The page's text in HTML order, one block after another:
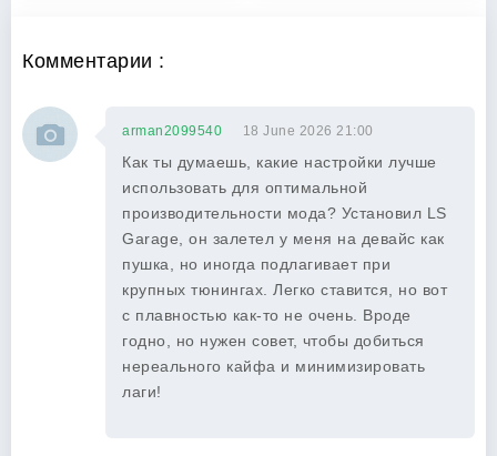
Комментарии :
arman2099540 18 June 2026 21:00
Как ты думаешь, какие настройки лучше
использовать для оптимальной
производительности мода? Установил LS
Garage, он залетел у меня на девайс как
пушка, но иногда подлагивает при
крупных тюнингах. Легко ставится, но вот
с плавностью как-то не очень. Вроде
годно, но нужен совет, чтобы добиться
нереального кайфа и минимизировать
лаги!